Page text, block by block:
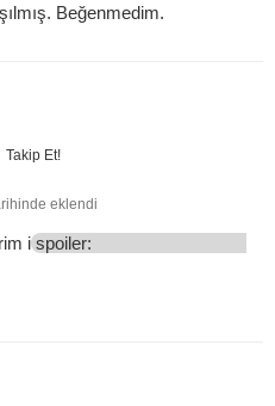
Beğenmedim.
Takip Et!
eklendi
i spoiler: